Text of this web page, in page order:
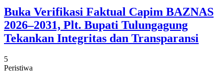
Buka Verifikasi Faktual Capim BAZNAS
2026–2031, Plt. Bupati Tulungagung
Tekankan Integritas dan Transparansi
5
Peristiwa